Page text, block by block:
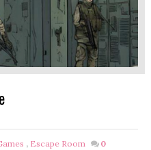
, Escape Room
0